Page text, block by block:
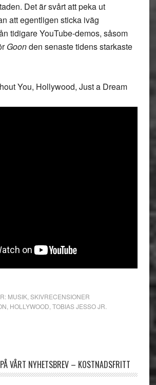
Det är svårt att peka ut
att egentligen sticka iväg
tidigare YouTube-demos, såsom
Goonden senaste tidens starkaste
You, Hollywood, Just a Dream
MUSIK, SKIVRECENSIONER
HOLLYWOOD TOBIAS JESSO JR.
VÅRT NYHETSBREV – KOSTNADSFRITT